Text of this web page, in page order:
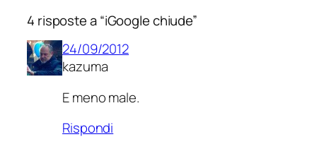
4 risposte a “iGoogle chiude”
24/09/2012
kazuma
E meno male.
Rispondi